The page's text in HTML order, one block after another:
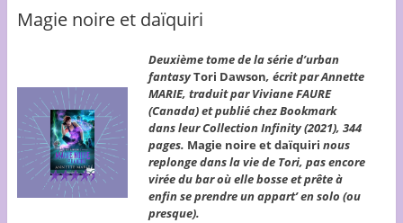
Magie noire et daïquiri
Deuxième tome de la série d’urban
fantasyTori Dawson, écrit par Annette
MARIE, traduit par Viviane FAURE
(Canada) et publié chez Bookmark
dans leur Collection Infinity (2021), 344
pages. Magie noire et daïquiri nous
replonge dans la vie de Tori, pas encore
virée du bar où elle bosse et prête à
enfin se prendre un appart’ en solo (ou
presque).